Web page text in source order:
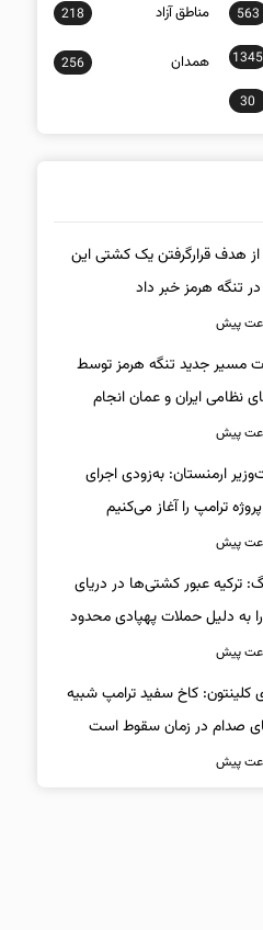
563 مناطق آزاد 218
1345 همدان 256
30
از هدف قرارگرفتن یک کشتی این
تنگه هرمز خبر داد
مسیر جدید تنگه هرمز توسط
نظامی ایران و عمان انجام
/ سهم ایران در کنوانسیون خزر
نشده است
ارمنستان: به‌زودی اجرای
ترامپ را آغاز می‌کنیم
ترکیه عبور کشتی‌ها در دریای
به دلیل حملات پهپادی محدود
کلینتون: کاخ سفید ترامپ شبیه
صدام در زمان سقوط است